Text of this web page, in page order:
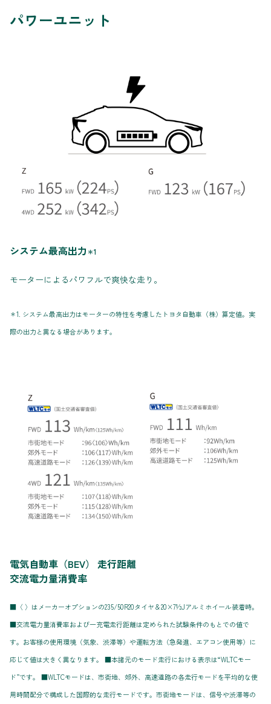
パワーユニット
システム最高出力 ＊1
モーターによるパワフルで爽快な走り。
＊1. システム最高出力はモーターの特性を考慮したトヨタ自動車（株）算定値。実
際の出力と異なる場合があります。
電気自動車（BEV） 走行距離
交流電力量消費率
■〈 〉はメーカーオプションの235/50R20タイヤ＆20×7½Jアルミホイール装着時。
■交流電力量消費率および一充電走行距離は定められた試験条件のもとでの値で
す。お客様の使用環境（気象、渋滞等）や運転方法（急発進、エアコン使用等）に
応じて値は大きく異なります。 ■本諸元のモード走行における表示は“WLTCモー
ド”です。 ■WLTCモードは、市街地、郊外、高速道路の各走行モードを平均的な使
用時間配分で構成した国際的な走行モードです。市街地モードは、信号や渋滞等の